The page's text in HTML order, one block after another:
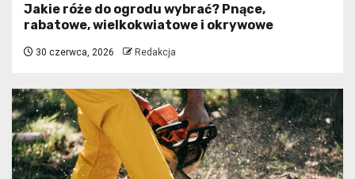
Jakie róże do ogrodu wybrać? Pnące,
rabatowe, wielkokwiatowe i okrywowe
30 czerwca, 2026 Redakcja